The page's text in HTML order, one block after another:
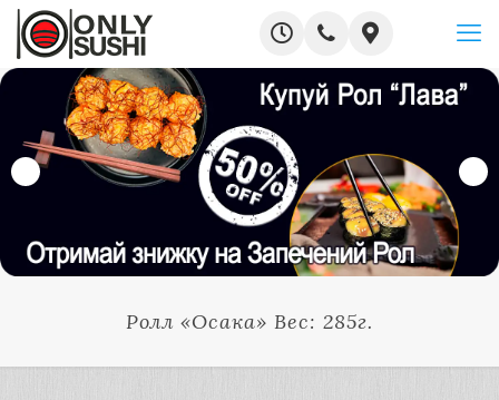
Ролл «Осака» Вес: 285г.